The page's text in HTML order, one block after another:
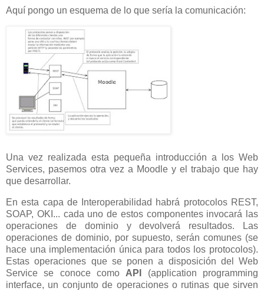
Aquí pongo un esquema de lo que sería la comunicación:
Una vez realizada esta pequeña introducción a los Web
Services, pasemos otra vez a Moodle y el trabajo que hay
que desarrollar.
En esta capa de Interoperabilidad habrá protocolos REST,
SOAP, OKI... cada uno de estos componentes invocará las
operaciones de dominio y devolverá resultados. Las
operaciones de dominio, por supuesto, serán comunes (se
hace una implementación única para todos los protocolos).
Estas operaciones que se ponen a disposición del Web
Service se conoce como API
(application programming
interface, un conjunto de operaciones o rutinas que sirven